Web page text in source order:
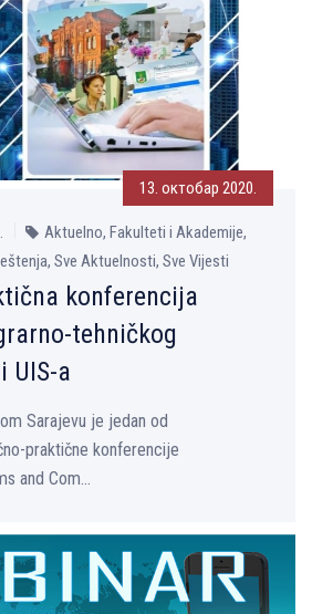
13. октобар 2020.
Aktuelno, Fakulteti i Akademije,
Sve Aktuelnosti, Sve Vijesti
konferencija
tehničkog
UIS-a
Sarajevu je jedan od
praktične konferencije
and Com...